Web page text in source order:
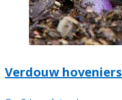
Verdouw hoveniers